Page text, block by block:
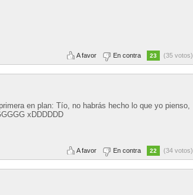
A favor En contra 23 (35 votos)
en plan: Tío, no habrás hecho lo que yo pienso,
xDDDDDD
A favor En contra 22 (34 votos)